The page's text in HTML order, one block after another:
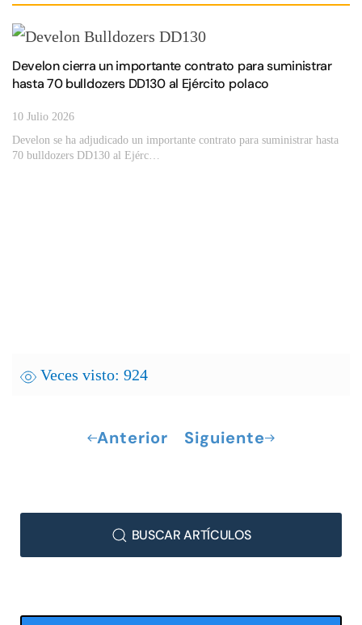
Develon cierra un importante contrato para suministrar
hasta 70 bulldozers DD130 al Ejército polaco
10 Julio 2026
Develon se ha adjudicado un importante contrato para suministrar hasta
70 bulldozers DD130 al Ejérc…
Veces visto: 924
Anterior Siguiente
BUSCAR ARTÍCULOS